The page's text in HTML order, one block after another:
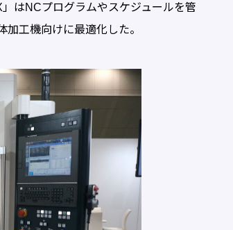
はNCプログラムやスケジュールを管
工機向けに最適化した。